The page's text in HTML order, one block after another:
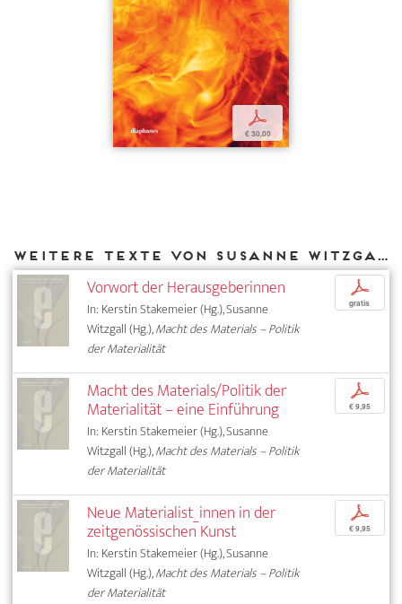
p
€ 30,00
Weitere Texte von Susanne Witzgall bei DIAPHANES
Vorwort der Herausgeberinnen
In: Kerstin Stakemeier (Hg.), Susanne
Witzgall (Hg.),Macht des Materials – Politik
der Materialität
p
gratis
Macht des Materials/Politik der
Materialität – eine Einführung
In: Kerstin Stakemeier (Hg.), Susanne
Witzgall (Hg.),Macht des Materials – Politik
der Materialität
p
€ 9,95
Neue Materialist_innen in der
zeitgenössischen Kunst
In: Kerstin Stakemeier (Hg.), Susanne
Witzgall (Hg.),Macht des Materials – Politik
der Materialität
p
€ 9,95